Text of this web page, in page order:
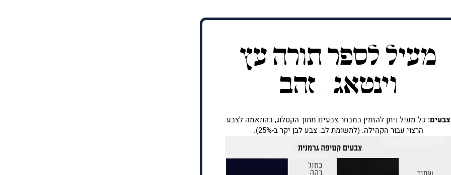
מעיל לספר תורה עץ
וינטאג_ זהב
צבעים: כל מעיל ניתן להזמין במבחר צבעים מתוך הקטלוג, בהתאמה לצבע
הרצוי עבור הקהילה. (לתשומת לב: צבע לבן יקר ב-25%).